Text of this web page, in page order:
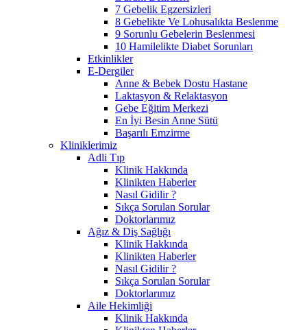
7 Gebelik Egzersizleri
8 Gebelikte Ve Lohusalıkta Beslenme
9 Sorunlu Gebelerin Beslenmesi
10 Hamilelikte Diabet Sorunları
Etkinlikler
E-Dergiler
Anne & Bebek Dostu Hastane
Laktasyon & Relaktasyon
Gebe Eğitim Merkezi
En İyi Besin Anne Sütü
Başarılı Emzirme
Kliniklerimiz
Adli Tıp
Klinik Hakkında
Klinikten Haberler
Nasıl Gidilir ?
Sıkça Sorulan Sorular
Doktorlarımız
Ağız & Diş Sağlığı
Klinik Hakkında
Klinikten Haberler
Nasıl Gidilir ?
Sıkça Sorulan Sorular
Doktorlarımız
Aile Hekimliği
Klinik Hakkında